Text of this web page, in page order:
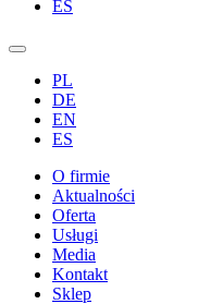
ES
PL
DE
EN
ES
O firmie
Aktualności
Oferta
Usługi
Media
Kontakt
Sklep